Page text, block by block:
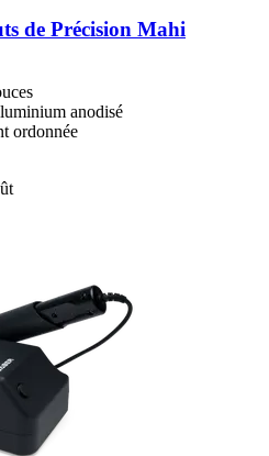
de Précision Mahi
anodisé
ordonnée